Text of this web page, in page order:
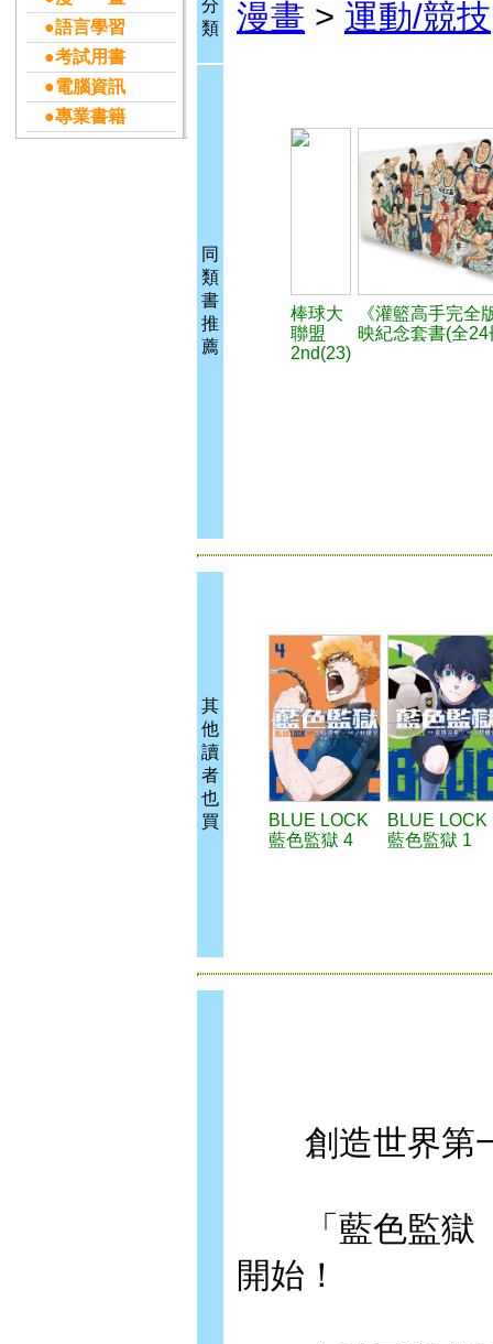
●語言學習
●考試用書
●電腦資訊
●專業書籍
分
類
漫畫 > 運動/競技
同
類
書
推
薦
棒球大
聯盟
2nd(23)
《灌籃高手完全
映紀念套書(全24
其
他
讀
者
也
買
BLUE LOCK
藍色監獄 4
BLUE LOCK
藍色監獄 1
創造世界第
「藍色監獄（
開始！